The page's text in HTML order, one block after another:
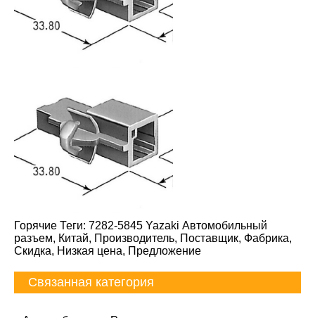
Горячие Теги: 7282-5845 Yazaki Автомобильный
разъем, Китай, Производитель, Поставщик, Фабрика,
Скидка, Низкая цена, Предложение
Связанная категория